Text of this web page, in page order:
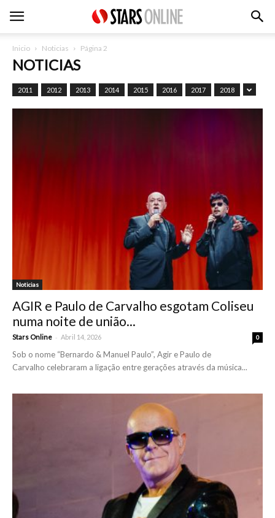
Inicio Noticias Página 2
NOTICIAS
2011 2012 2013 2014 2015 2016 2017 2018
Noticias
AGIR e Paulo de Carvalho esgotam Coliseu
numa noite de união...
Stars Online - Abril 14, 2026 0
Sob o nome “Bernardo & Manuel Paulo”, Agir e Paulo de
Carvalho celebraram a ligação entre gerações através da música...